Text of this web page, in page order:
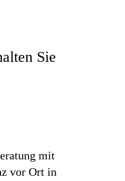
Sie
mit
vor Ort in